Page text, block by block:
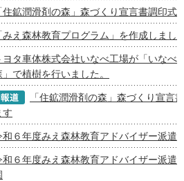
住鉱潤滑剤の森」森づくり宣言書調印式
みえ森林教育プログラム」を作成しまし
ヨタ車体株式会社いなべ工場が「いなべ
」で植樹を行いました。
「住鉱潤滑剤の森」森づくり宣言
す
和６年度みえ森林教育アドバイザー派
和６年度みえ森林教育アドバイザー派